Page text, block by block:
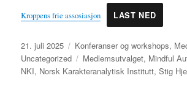
e
n
a
Kroppens frie assosiasjon LAST NED
Publisert
21. juli 2025 Kategorier
Konferanser og workshops,
Uncategorized
Stikkord
Medlemsutvalget, Mindful
NKI, Norsk Karakteranalytisk Institutt,Stig